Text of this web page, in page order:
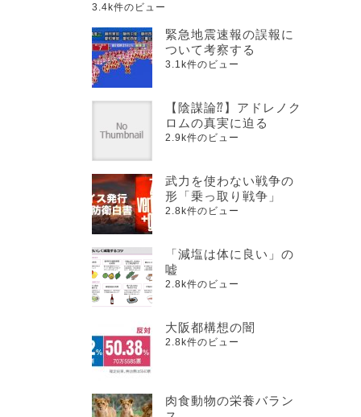
3.4k件のビュー
緊急地震速報の誤報に
ついて考察する
3.1k件のビュー
【陰謀論⁇】アドレノク
ロムの真実に迫る
2.9k件のビュー
武力を使わない戦争の
形「乗っ取り戦争」
2.8k件のビュー
「減塩は体に良い」の
嘘
2.8k件のビュー
大阪都構想の闇
2.8k件のビュー
肉食動物の栄養バラン